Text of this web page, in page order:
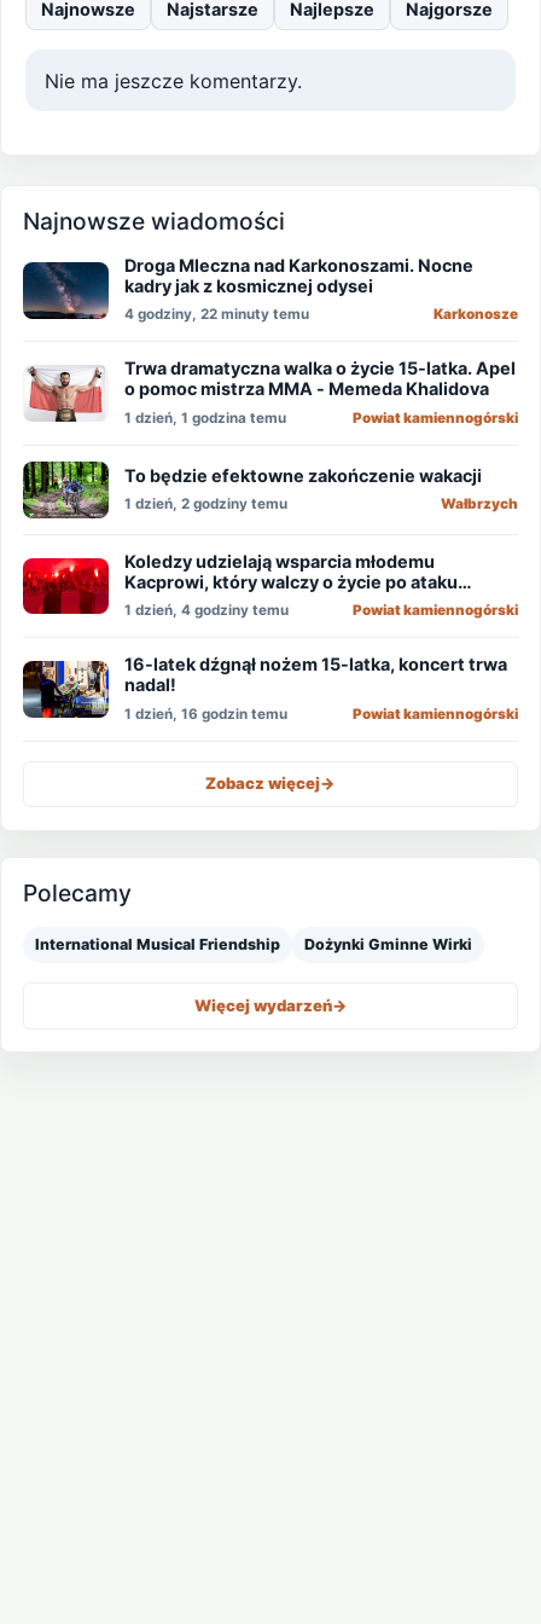
Najnowsze Najstarsze Najlepsze Najgorsze
Nie ma jeszcze komentarzy.
Najnowsze wiadomości
Droga Mleczna nad Karkonoszami. Nocne
kadry jak z kosmicznej odysei
4 godziny, 22 minuty temu Karkonosze
Trwa dramatyczna walka o życie 15-latka. Apel
o pomoc mistrza MMA - Memeda Khalidova
1 dzień, 1 godzina temu Powiat kamiennogórski
To będzie efektowne zakończenie wakacji
1 dzień, 2 godziny temu Wałbrzych
Koledzy udzielają wsparcia młodemu
Kacprowi, który walczy o życie po ataku
nożownika!
1 dzień, 4 godziny temu Powiat kamiennogórski
16-latek dźgnął nożem 15-latka, koncert trwa
nadal!
1 dzień, 16 godzin temu Powiat kamiennogórski
Zobacz więcej->
Polecamy
International Musical Friendship Dożynki Gminne Wirki
Więcej wydarzeń->